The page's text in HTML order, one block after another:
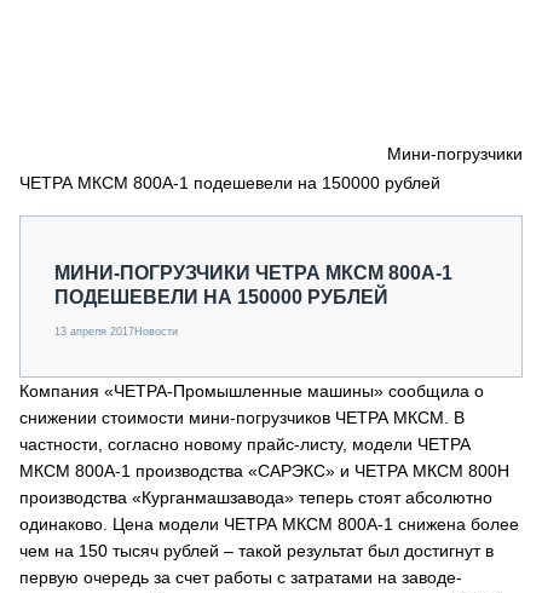
СПЕЦПРОЕКТЫ
О ПРОЕКТЕ
Мини-погрузчики
ЧЕТРА МКСМ 800А-1 подешевели на 150000 рублей
МИНИ-ПОГРУЗЧИКИ ЧЕТРА МКСМ 800А-1
ПОДЕШЕВЕЛИ НА 150000 РУБЛЕЙ
13 апреля 2017Новости
Компания «ЧЕТРА-Промышленные машины» сообщила о
снижении стоимости мини-погрузчиков ЧЕТРА МКСМ. В
частности, согласно новому прайс-листу, модели ЧЕТРА
МКСМ 800А-1 производства «САРЭКС» и ЧЕТРА МКСМ 800Н
производства «Курганмашзавода» теперь стоят абсолютно
одинаково. Цена модели ЧЕТРА МКСМ 800А-1 снижена более
чем на 150 тысяч рублей – такой результат был достигнут в
первую очередь за счет работы с затратами на заводе-